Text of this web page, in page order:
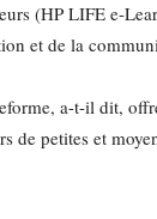
(HP LIFE e-
et de la
a-t-il dit,
de petites et